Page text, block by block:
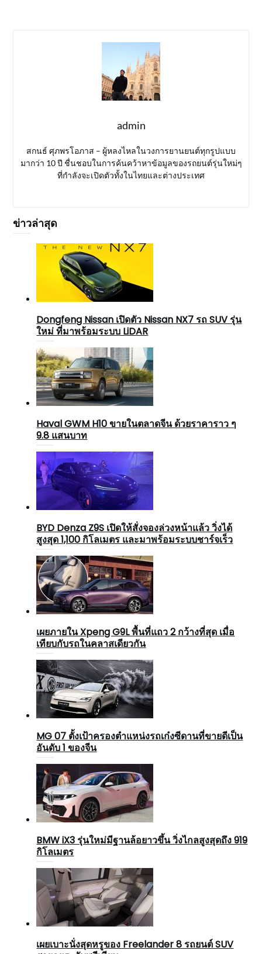
admin
สกนธ์ ศุภพรโอภาส – ผู้หลงไหลในวงการยานยนต์ทุกรูปแบบ
มากว่า 10 ปี ชื่นชอบในการค้นคว้าหาข้อมูลของรถยนต์รุ่นใหม่ๆ
ที่กำลังจะเปิดตัวทั้งในไทยและต่างประเทศ
ข่าวล่าสุด
Dongfeng Nissan เปิดตัว Nissan NX7 รถ SUV รุ่น
ใหม่ ที่มาพร้อมระบบ LiDAR
Haval GWM H10 ขายในตลาดจีน ด้วยราคาราว ๆ
9.8 แสนบาท
BYD Denza Z9S เปิดให้สั่งจองล่วงหน้าแล้ว วิ่งได้
สูงสุด 1,100 กิโลเมตร และมาพร้อมระบบชาร์จเร็ว
เผยภายใน Xpeng G9L พื้นที่แถว 2 กว้างที่สุด เมื่อ
เทียบกับรถในคลาสเดียวกัน
MG 07 ตั้งเป้าครองตำแหน่งรถเก๋งซีดานที่ขายดีเป็น
อันดับ 1 ของจีน
BMW iX3 รุ่นใหม่มีฐานล้อยาวขึ้น วิ่งไกลสูงสุดถึง 919
กิโลเมตร
เผยเบาะนั่งสุดหรูของ Freelander 8 รถยนต์ SUV